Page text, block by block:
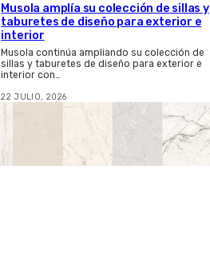
Musola amplía su colección de sillas y
taburetes de diseño para exterior e
interior
Musola continúa ampliando su colección de
sillas y taburetes de diseño para exterior e
interior con…
22 JULIO, 2026